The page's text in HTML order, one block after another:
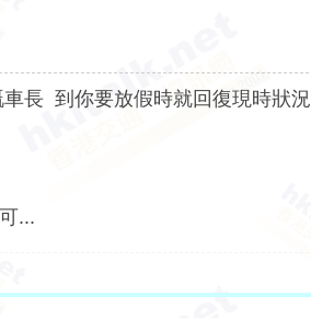
長 到你要放假時就回復現時狀況
...